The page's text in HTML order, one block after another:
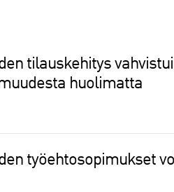
tilauskehitys
huolimatta
työehtosopimukset